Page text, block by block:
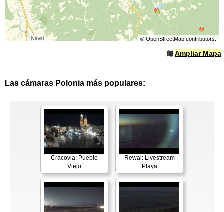
© OpenStreetMapcontributors.
Ampliar Mapa
Las cámaras Polonia más populares:
Cracovia: Pueblo
Viejo
Rewal: Livestream
Playa